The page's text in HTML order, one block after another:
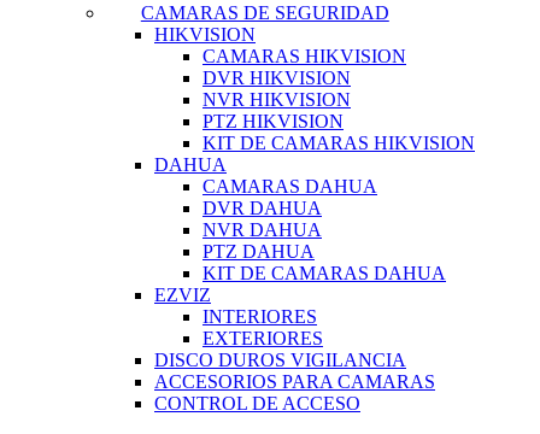
CAMARAS DE SEGURIDAD
HIKVISION
CAMARAS HIKVISION
DVR HIKVISION
NVR HIKVISION
PTZ HIKVISION
KIT DE CAMARAS HIKVISION
DAHUA
CAMARAS DAHUA
DVR DAHUA
NVR DAHUA
PTZ DAHUA
KIT DE CAMARAS DAHUA
EZVIZ
INTERIORES
EXTERIORES
DISCO DUROS VIGILANCIA
ACCESORIOS PARA CAMARAS
CONTROL DE ACCESO